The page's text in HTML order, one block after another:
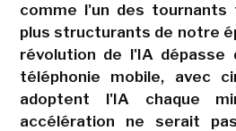
comme l'un des tournants
plus structurants de notre
révolution de l'IA dépasse
téléphonie mobile, avec
adoptent l'IA chaque
accélération ne serait